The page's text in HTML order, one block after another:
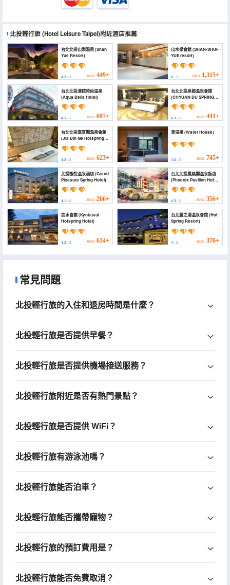
北投輕行旅(Hotel Leisure Taipei)附近酒店推薦
台北北投山樂温泉 (Shan
Yue Resort)
4.2 / 5 HKD 449+
山水樂會館 (SHAN-SHUI-
YUE resort)
0/ 5 HKD 1,315+
台北北投漾館時尚温泉
(Aqua Bella Hotel)
4.5 / 5 HKD 697+
台北北投泉都温泉會館
(CHYUAN DU SPRING
RESORT)
4.3/ 5 HKD 441+
台北北投嘉賓閣温泉會館
(Jia Bin Ge Hotspring
Resort Hotel)
4.2 / 5 HKD 623+
享温泉 (Water House)
4.5/ 5 HKD 745+
北投馥悅温泉酒店 (Grand
Pleasure Spring Hotel)
4.1 / 5 HKD 266+
台北北投鳳凰閣温泉飯店
(Phoenix Pavilion Hot
Spring Hotel)
4.3/ 5 HKD 356+
曲水會館 (Kyokusui
Hotspring Hotel)
4.2 / 5 HKD 634+
台北麗之湯温泉會館 (Hot
Spring Resort)
4/ 5 HKD 376+
常見問題
北投輕行旅的入住和退房時間是什麼？
北投輕行旅是否提供早餐？
北投輕行旅是否提供機場接送服務？
北投輕行旅附近是否有熱門景點？
北投輕行旅是否提供 WiFi？
北投輕行旅有游泳池嗎？
北投輕行旅能否泊車？
北投輕行旅能否攜帶寵物？
北投輕行旅的預訂費用是？
北投輕行旅能否免費取消？